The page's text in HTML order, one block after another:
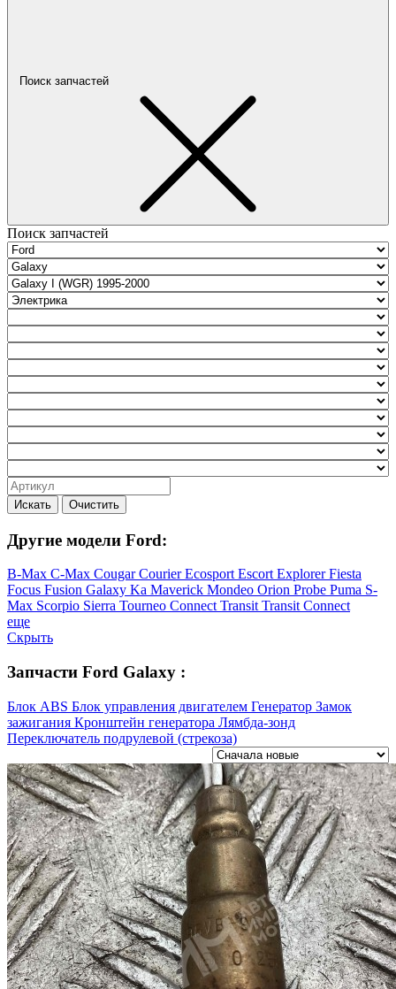
Поиск запчастей
Поиск запчастей
Искать Очистить
Другие модели Ford:
B-Max C-Max CougarCourierEcosport Escort ExplorerFiesta
Focus Fusion Galaxy Ka Maverick Mondeo Orion Probe Puma S-
Max Scorpio Sierra Tourneo Connect Transit Transit Connect
еще
Скрыть
Запчасти Ford Galaxy :
Блок ABS Блок управления двигателем Генератор Замок
зажигания Кронштейн генератора Лямбда-зонд
Переключатель подрулевой (стрекоза)